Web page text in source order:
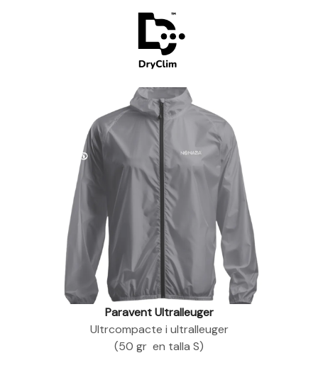
Paravent Ultralleuger
Ultrcompacte i ultralleuger
(50 gr en talla S)